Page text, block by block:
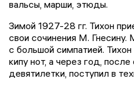
вальсы, марши, этюды.
Зимой 1927-28 гг. Тихон
свои сочинения М.
с большой симпатией.
кипу нот, а через год,
девятилетки, поступил в